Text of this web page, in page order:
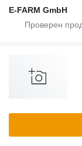
E-FARM GmbH